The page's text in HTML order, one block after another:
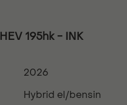
195hk - INK
2026
Hybrid el/bensin